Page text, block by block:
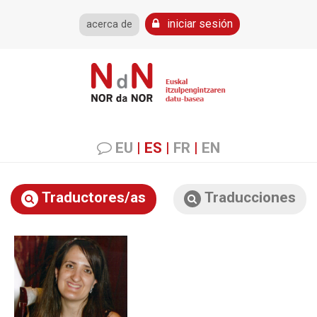
acerca de iniciar sesión
EU | ES | FR | EN
Traductores/as Traducciones